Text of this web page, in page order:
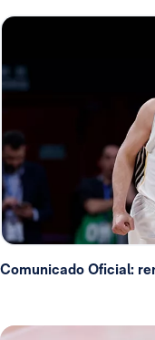
Comunicado Oficial: